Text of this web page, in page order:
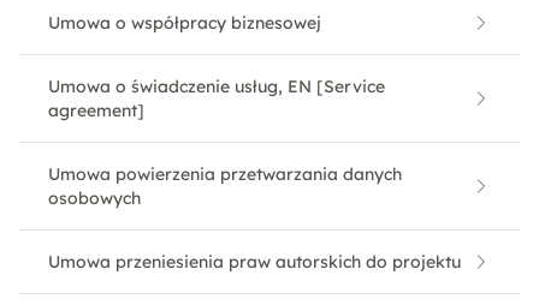
Umowa o współpracy biznesowej
Umowa o świadczenie usług, EN [Service
agreement]
Umowa powierzenia przetwarzania danych
osobowych
Umowa przeniesienia praw autorskich do projektu